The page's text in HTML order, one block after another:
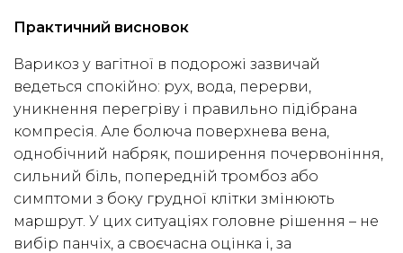
Практичний висновок
Варикоз у вагітної в подорожі зазвичай
ведеться спокійно: рух, вода, перерви,
уникнення перегріву і правильно підібрана
компресія. Але болюча поверхнева вена,
однобічний набряк, поширення почервоніння,
сильний біль, попередній тромбоз або
симптоми з боку грудної клітки змінюють
маршрут. У цих ситуаціях головне рішення – не
вибір панчіх, а своєчасна оцінка і, за